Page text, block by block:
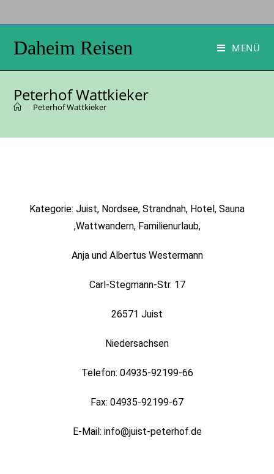
Daheim Reisen MENÜ
Peterhof Wattkieker
Peterhof Wattkieker
Kategorie: Juist, Nordsee, Strandnah, Hotel, Sauna
,Wattwandern, Familienurlaub,
Anja und Albertus Westermann
Carl-Stegmann-Str. 17
26571 Juist
Niedersachsen
Telefon: 04935-92199-66
Fax: 04935-92199-67
E-Mail: info@juist-peterhof.de